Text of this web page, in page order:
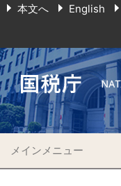
本文へ English
メインメニュー